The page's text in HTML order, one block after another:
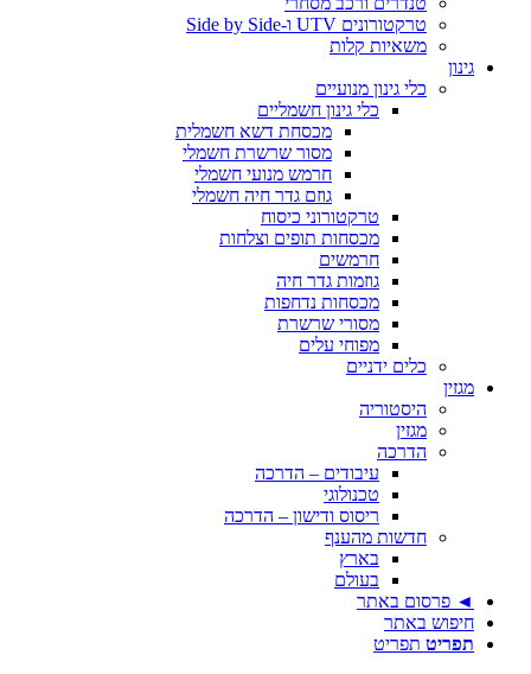
טרקטורונים UTV ו-Side by Side
משאיות קלות
גינון
כלי גינון מנועיים
כלי גינון חשמליים
מכסחת דשא חשמלית
מסור שרשרת חשמלי
חרמש מנועי חשמלי
גוזם גדר חיה חשמלי
טרקטורוני כיסוח
מכסחות תופים וצלחות
חרמשים
גוזמות גדר חיה
מכסחות נדחפות
מסורי שרשרת
מפוחי עלים
כלים ידניים
מגזין
היסטוריה
מגזין
הדרכה
עיבודים – הדרכה
טכנולוגי
ריסוס ודישון – הדרכה
חדשות מהענף
בארץ
בעולם
◄ פרסום באתר
חיפוש באתר
תפריט תפריט